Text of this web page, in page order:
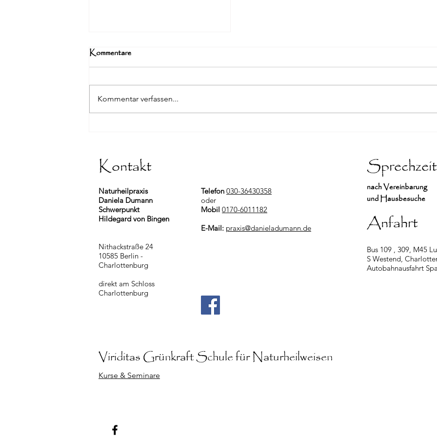
Kommentare
Kommentar verfassen...
Kontakt
Naturheilpraxis
Daniela Dumann
Schwerpunkt
Hildegard von Bingen
Nithackstraße 24
10585 Berlin -
Charlottenburg
direkt am Schloss
Charlottenburg
Telefon 030-36430358
oder
Mobil 0170-6011182
E-Mail: praxis@danieladumann.de
nach Vereinbarung
und Hausbesuche
Anfahrt
Bus 109 , 309, M45
S Westend,
Autobahnausfahrt
Viriditas GrünkraftSchule für Naturheilweisen
Kurse & Seminare